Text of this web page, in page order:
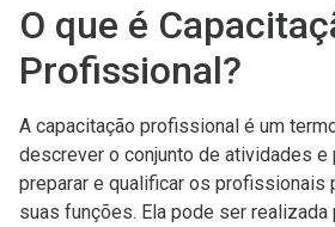
O que é
Profissional?
A capacitação profissional é um
descrever o conjunto de atividades e
preparar e qualificar os profissionais
suas funções. Ela pode ser